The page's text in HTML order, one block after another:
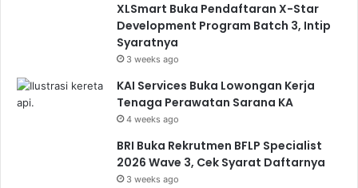
XLSmart Buka Pendaftaran X-Star
Development Program Batch 3, Intip
Syaratnya
3 weeks ago
KAI Services Buka Lowongan Kerja
Tenaga Perawatan Sarana KA
4 weeks ago
BRI Buka Rekrutmen BFLP Specialist
2026 Wave 3, Cek Syarat Daftarnya
3 weeks ago